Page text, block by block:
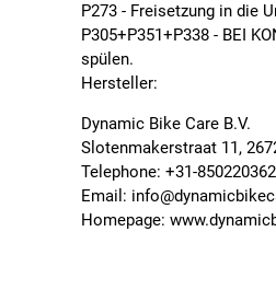
P273 - Freisetzung in die
P305+P351+P338 - BEI
spülen.
Hersteller:
Dynamic Bike Care B.V.
Slotenmakerstraat 11,
Telephone: +31-850220362
Email:
Homepage: